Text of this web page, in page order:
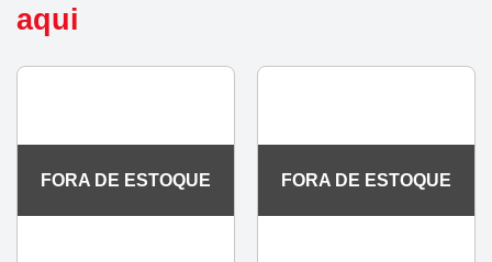
aqui
FORA DE ESTOQUE FORA DE ESTOQUE